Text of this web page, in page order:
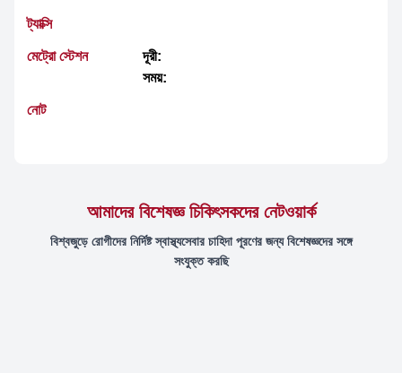
ট্যাক্সি
মেট্রো স্টেশন
দূরী:
সময়:
নোট
আমাদের বিশেষজ্ঞ চিকিৎসকদের নেটওয়ার্ক
বিশ্বজুড়ে রোগীদের নির্দিষ্ট স্বাস্থ্যসেবার চাহিদা পূরণের জন্য বিশেষজ্ঞদের সঙ্গে
সংযুক্ত করছি